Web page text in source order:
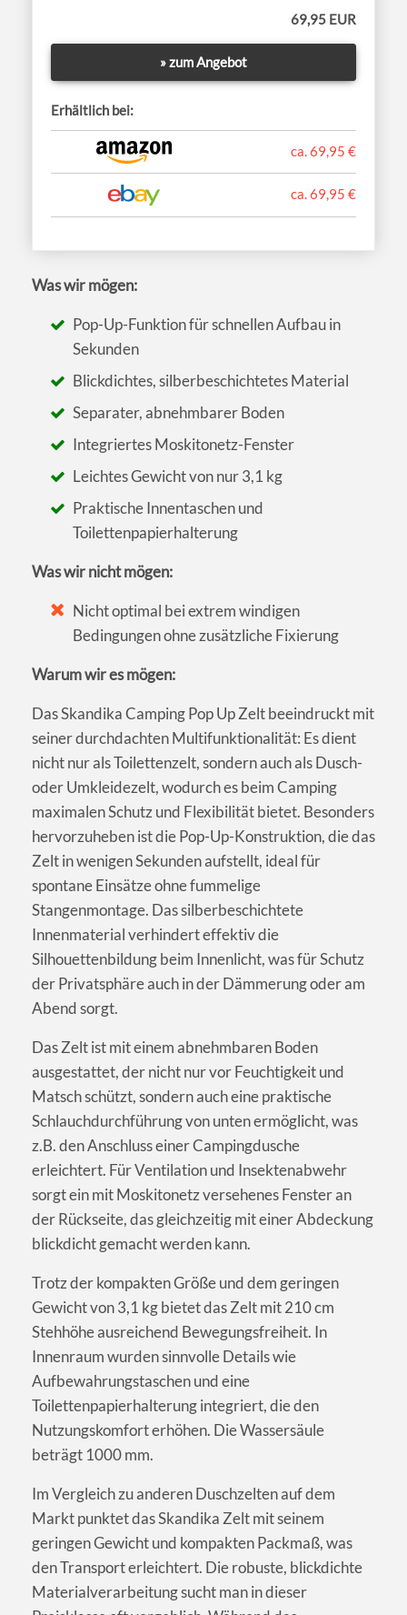
69,95 EUR
» zum Angebot
Erhältlich bei:
ca. 69,95 €
ca. 69,95 €
Was wir mögen:
Pop-Up-Funktion für schnellen Aufbau in
Sekunden
Blickdichtes, silberbeschichtetes Material
Separater, abnehmbarer Boden
Integriertes Moskitonetz-Fenster
Leichtes Gewicht von nur 3,1 kg
Praktische Innentaschen und
Toilettenpapierhalterung
Was wir nicht mögen:
Nicht optimal bei extrem windigen
Bedingungen ohne zusätzliche Fixierung
Warum wir es mögen:
Das Skandika Camping Pop Up Zelt beeindruckt mit
seiner durchdachten Multifunktionalität: Es dient
nicht nur als Toilettenzelt, sondern auch als Dusch-
oder Umkleidezelt, wodurch es beim Camping
maximalen Schutz und Flexibilität bietet. Besonders
hervorzuheben ist die Pop-Up-Konstruktion, die das
Zelt in wenigen Sekunden aufstellt, ideal für
spontane Einsätze ohne fummelige
Stangenmontage. Das silberbeschichtete
Innenmaterial verhindert effektiv die
Silhouettenbildung beim Innenlicht, was für Schutz
der Privatsphäre auch in der Dämmerung oder am
Abend sorgt.
Das Zelt ist mit einem abnehmbaren Boden
ausgestattet, der nicht nur vor Feuchtigkeit und
Matsch schützt, sondern auch eine praktische
Schlauchdurchführung von unten ermöglicht, was
z.B. den Anschluss einer Campingdusche
erleichtert. Für Ventilation und Insektenabwehr
sorgt ein mit Moskitonetz versehenes Fenster an
der Rückseite, das gleichzeitig mit einer Abdeckung
blickdicht gemacht werden kann.
Trotz der kompakten Größe und dem geringen
Gewicht von 3,1 kg bietet das Zelt mit 210 cm
Stehhöhe ausreichend Bewegungsfreiheit. In
Innenraum wurden sinnvolle Details wie
Aufbewahrungstaschen und eine
Toilettenpapierhalterung integriert, die den
Nutzungskomfort erhöhen. Die Wassersäule
beträgt 1000 mm.
Im Vergleich zu anderen Duschzelten auf dem
Markt punktet das Skandika Zelt mit seinem
geringen Gewicht und kompakten Packmaß, was
den Transport erleichtert. Die robuste, blickdichte
Materialverarbeitung sucht man in dieser